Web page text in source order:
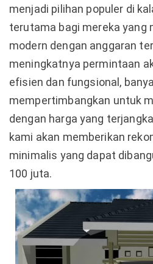
menjadi pilihan populer di
terutama bagi mereka yang
modern dengan anggaran
meningkatnya permintaan
efisien dan fungsional,
mempertimbangkan untuk
dengan harga yang
kami akan memberikan
minimalis yang dapat
100 juta.